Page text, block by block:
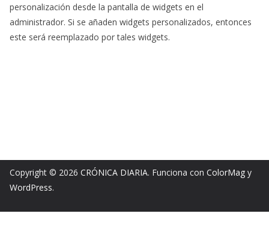
personalización desde la pantalla de widgets en el
administrador. Si se añaden widgets personalizados, entonces
este será reemplazado por tales widgets.
Copyright © 2026 CRÓNICA DIARIA. Funciona con ColorMag y
WordPress.